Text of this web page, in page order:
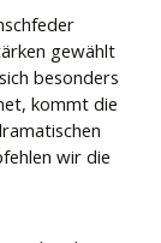
gewählt
besonders
kommt die
wir die